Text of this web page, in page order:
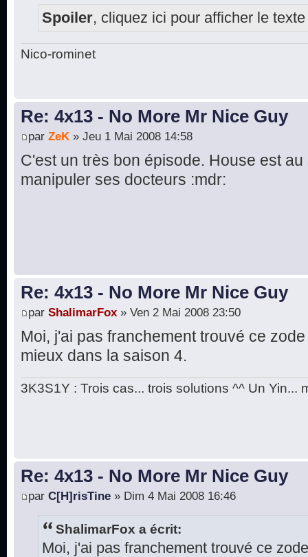
Spoiler, cliquez ici pour afficher le texte
Nico-rominet
Re: 4x13 - No More Mr Nice Guy
par ZeK » Jeu 1 Mai 2008 14:58
C'est un très bon épisode. House est
manipuler ses docteurs :mdr:
Re: 4x13 - No More Mr Nice Guy
par ShalimarFox » Ven 2 Mai 2008 23:50
Moi, j'ai pas franchement trouvé ce
mieux dans la saison 4.
3K3S1Y : Trois cas... trois solutions ^^ Un Yin...
Re: 4x13 - No More Mr Nice Guy
par C[H]risTine » Dim 4 Mai 2008 16:46
ShalimarFox a écrit:
Moi, j'ai pas franchement trouvé ce